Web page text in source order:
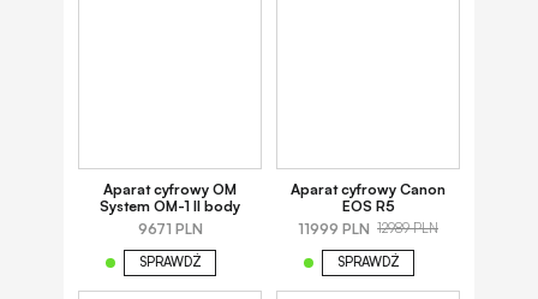
Aparat cyfrowy OM
System OM-1 II body
9671 PLN
SPRAWDŹ
Aparat cyfrowy Canon
EOS R5
11999 PLN 12989 PLN
SPRAWDŹ